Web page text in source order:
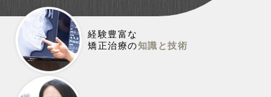
経験豊富な
矯正治療の知識と技術